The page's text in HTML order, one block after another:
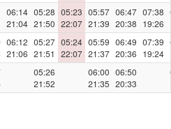
06:14
21:04
05:28
21:50
05:23
22:07
05:57
21:39
06:47
20:38
07:38
19:26
06:12
21:06
05:27
21:51
05:24
22:07
05:59
21:37
06:49
20:36
07:39
19:24
05:26
21:52
06:00
21:35
06:50
20:33